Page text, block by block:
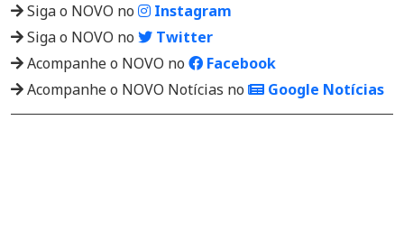
Siga o NOVO no
Instagram
Siga o NOVO no
Twitter
Acompanhe o NOVO no
Facebook
Acompanhe o NOVO Notícias no
Google Notícias